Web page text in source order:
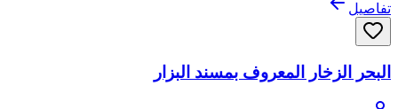
تفاصيل
البحر الزخار المعروف بمسند البزار